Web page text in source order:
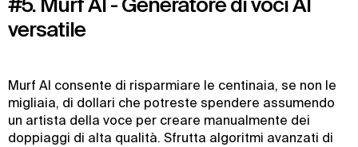
versatile
Murf AI consente di risparmiare le centinaia, se non le
migliaia, di dollari che potreste spendere assumendo
un artista della voce per creare manualmente dei
doppiaggi di alta qualità. Sfrutta algoritmi avanzati di